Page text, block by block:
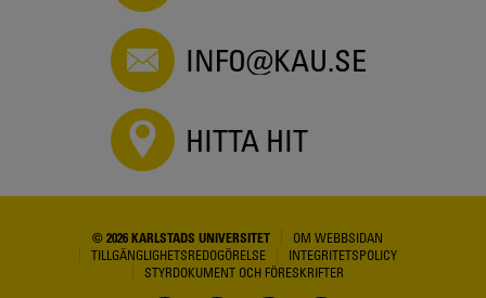
INFO@KAU.SE
HITTA HIT
© 2026 KARLSTADS UNIVERSITET
OM WEBBSIDAN
TILLGÄNGLIGHETSREDOGÖRELSE
INTEGRITETSPOLICY
STYRDOKUMENT OCH FÖRESKRIFTER